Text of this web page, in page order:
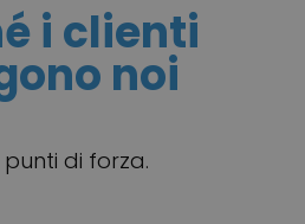
i clienti
noi
punti di forza.